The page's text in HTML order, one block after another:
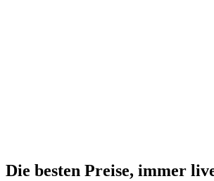
Die besten Preise, immer